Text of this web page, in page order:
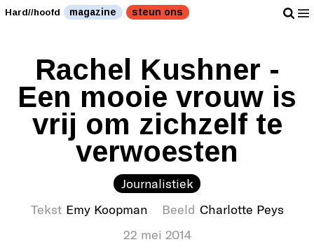
Hard//hoofd magazine steun ons
Rachel Kushner -
Een mooie vrouw is
vrij om zichzelf te
verwoesten
Journalistiek
Tekst Emy Koopman Beeld Charlotte Peys
22 mei 2014